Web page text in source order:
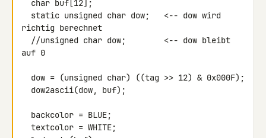
richtig berechnet
auf 0